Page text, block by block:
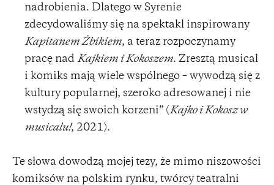
nadrobienia. Dlatego w Syrenie
zdecydowaliśmy się na spektakl inspirowany
Kapitanem Żbikiem, a teraz rozpoczynamy
pracę nad Kajkiem i Kokoszem. Zresztą musical
i komiks mają wiele wspólnego – wywodzą się z
kultury popularnej, szeroko adresowanej i nie
wstydzą się swoich korzeni” (Kajko i Kokosz w
musicalu!, 2021).
Te słowa dowodzą mojej tezy, że mimo niszowości
komiksów na polskim rynku, twórcy teatralni